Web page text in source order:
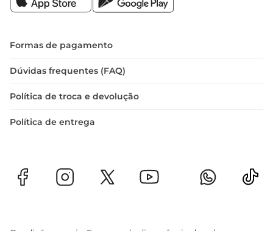
Formas de pagamento
Dúvidas frequentes (FAQ)
Política de troca e devolução
Política de entrega